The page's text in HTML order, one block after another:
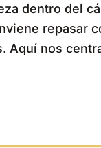
dentro del
repasar
Aquí nos